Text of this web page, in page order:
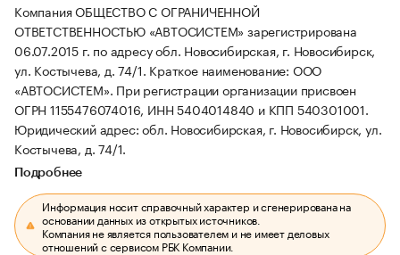
Компания ОБЩЕСТВО С ОГРАНИЧЕННОЙ
ОТВЕТСТВЕННОСТЬЮ «АВТОСИСТЕМ» зарегистрирована
06.07.2015 г. по адресу обл. Новосибирская, г. Новосибирск,
ул. Костычева, д. 74/1. Краткое наименование: ООО
«АВТОСИСТЕМ». При регистрации организации присвоен
ОГРН 1155476074016, ИНН 5404014840 и КПП 540301001.
Юридический адрес: обл. Новосибирская, г. Новосибирск, ул.
Костычева, д. 74/1.
Подробнее
Информация носит справочный характер и сгенерирована на
основании данных из открытых источников.
Компания не является пользователем и не имеет деловых
отношений с сервисом РБК Компании.